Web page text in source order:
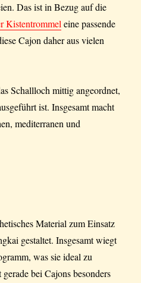
Das ist in Bezug auf die
Kistentrommeleine passende
Cajon daher aus vielen
Schallloch mittig angeordnet,
ist. Insgesamt macht
mediterranen und
Material zum Einsatz
gestaltet. Insgesamt wiegt
was sie ideal zu
bei Cajons besonders